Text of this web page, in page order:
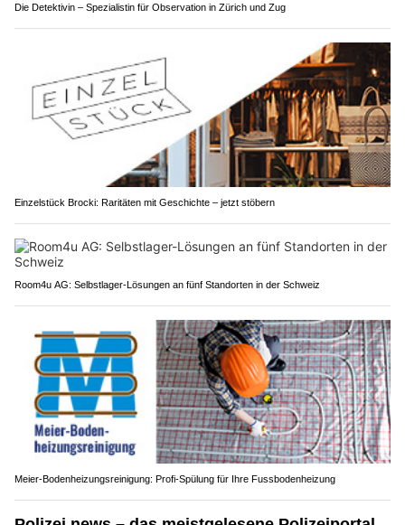
Die Detektivin – Spezialistin für Observation in Zürich und Zug
Einzelstück Brocki: Raritäten mit Geschichte – jetzt stöbern
Room4u AG: Selbstlager-Lösungen an fünf Standorten in der Schweiz
Meier-Bodenheizungsreinigung: Profi-Spülung für Ihre Fussbodenheizung